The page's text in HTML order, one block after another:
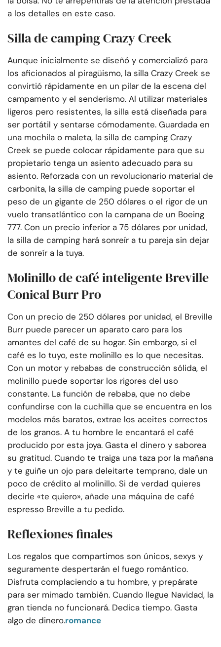
a los detalles en este caso.
Silla de camping Crazy Creek
Aunque inicialmente se diseñó y comercializó para
los aficionados al piragüismo, la silla Crazy Creek se
convirtió rápidamente en un pilar de la escena del
campamento y el senderismo. Al utilizar materiales
ligeros pero resistentes, la silla está diseñada para
ser portátil y sentarse cómodamente. Guardada en
una mochila o maleta, la silla de camping Crazy
Creek se puede colocar rápidamente para que su
propietario tenga un asiento adecuado para su
asiento. Reforzada con un revolucionario material de
carbonita, la silla de camping puede soportar el
peso de un gigante de 250 dólares o el rigor de un
vuelo transatlántico con la campana de un Boeing
777. Con un precio inferior a 75 dólares por unidad,
la silla de camping hará sonreír a tu pareja sin dejar
de sonreír a la tuya.
Molinillo de café inteligente Breville
Conical Burr Pro
Con un precio de 250 dólares por unidad, el Breville
Burr puede parecer un aparato caro para los
amantes del café de su hogar. Sin embargo, si el
café es lo tuyo, este molinillo es lo que necesitas.
Con un motor y rebabas de construcción sólida, el
molinillo puede soportar los rigores del uso
constante. La función de rebaba, que no debe
confundirse con la cuchilla que se encuentra en los
modelos más baratos, extrae los aceites correctos
de los granos. A tu hombre le encantará el café
producido por esta joya. Gasta el dinero y saborea
su gratitud. Cuando te traiga una taza por la mañana
y te guiñe un ojo para deleitarte temprano, dale un
poco de crédito al molinillo. Si de verdad quieres
decirle «te quiero», añade una máquina de café
espresso Breville a tu pedido.
Reflexiones finales
Los regalos que compartimos son únicos, sexys y
seguramente despertarán el fuego romántico.
Disfruta complaciendo a tu hombre, y prepárate
para ser mimado también. Cuando llegue Navidad, la
gran tienda no funcionará. Dedica tiempo. Gasta
algo de dinero.romance